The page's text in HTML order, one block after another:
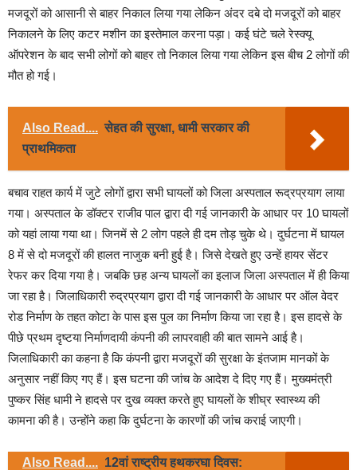
मजदूरों को आसानी से बाहर निकाल लिया गया लेकिन अंदर दबे दो मजदूरों को बाहर
निकालने के लिए कटर मशीन का इस्तेमाल करना पड़ा। कई घंटे चले रेस्क्यू
ऑपरेशन के बाद सभी लोगों को बाहर तो निकाल लिया गया लेकिन इस बीच 2 लोगों की
मौत हो गई।
Also Read.... सेहत की सुरक्षा, धामी सरकार की
प्राथमिकता
बचाव राहत कार्य में जुटे लोगों द्वारा सभी घायलों को जिला अस्पताल रूद्रप्रयाग लाया
गया। अस्पताल के डॉक्टर राजीव पाल द्वारा दी गई जानकारी के आधार पर 10 घायलों
को यहां लाया गया था। जिनमें से 2 लोग पहले ही दम तोड़ चुके थे। दुर्घटना में घायल
8 में से दो मजदूरों की हालत नाजुक बनी हुई है। जिसे देखते हुए उन्हें हायर सेंटर
रेफर कर दिया गया है। जबकि छह अन्य घायलों का इलाज जिला अस्पताल में ही किया
जा रहा है। जिलाधिकारी रुद्रप्रयाग द्वारा दी गई जानकारी के आधार पर ऑल वेदर
रोड निर्माण के तहत कोटा के पास इस पुल का निर्माण किया जा रहा है। इस हादसे के
पीछे प्रथम दृष्टया निर्माणदायी कंपनी की लापरवाही की बात सामने आई है।
जिलाधिकारी का कहना है कि कंपनी द्वारा मजदूरों की सुरक्षा के इंतजाम मानकों के
अनुसार नहीं किए गए हैं। इस घटना की जांच के आदेश दे दिए गए हैं। मुख्यमंत्री
पुष्कर सिंह धामी ने हादसे पर दुख व्यक्त करते हुए घायलों के शीघ्र स्वास्थ्य की
कामना की है। उन्होंने कहा कि दुर्घटना के कारणों की जांच कराई जाएगी।
Also Read.... 12वां राष्ट्रीय हथकरघा दिवस: